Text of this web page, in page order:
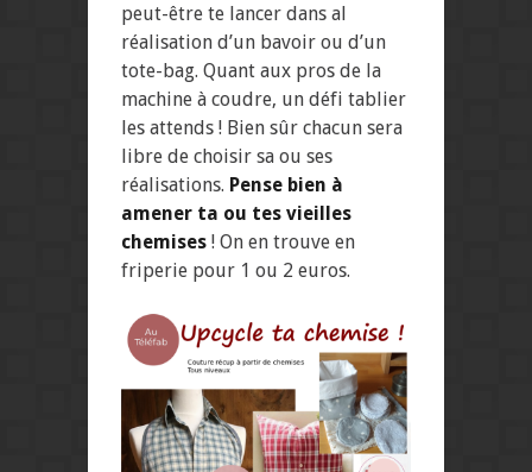
peut-être te lancer dans al
réalisation d’un bavoir ou d’un
tote-bag. Quant aux pros de la
machine à coudre, un défi tablier
les attends ! Bien sûr chacun sera
libre de choisir sa ou ses
réalisations. Pense bien à
amener ta ou tes vieilles
chemises ! On en trouve en
friperie pour 1 ou 2 euros.